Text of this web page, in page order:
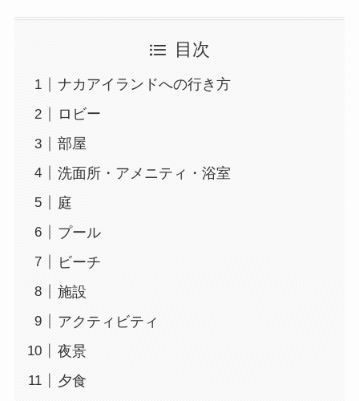
目次
ナカアイランドへの行き方
ロビー
部屋
洗面所・アメニティ・浴室
庭
プール
ビーチ
施設
アクティビティ
夜景
夕食